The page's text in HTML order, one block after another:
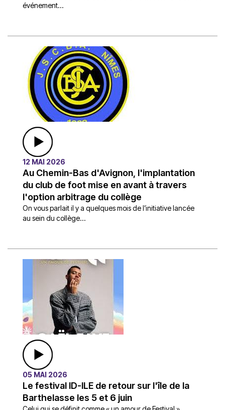
événement...
12 MAI 2026
Au Chemin-Bas d'Avignon, l'implantation
du club de foot mise en avant à travers
l'option arbitrage du collège
On vous parlait il y a quelques mois de l’initiative lancée
au sein du collège...
05 MAI 2026
Le festival ID-ILE de retour sur l'île de la
Barthelasse les 5 et 6 juin